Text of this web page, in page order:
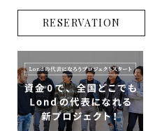
RESERVATION